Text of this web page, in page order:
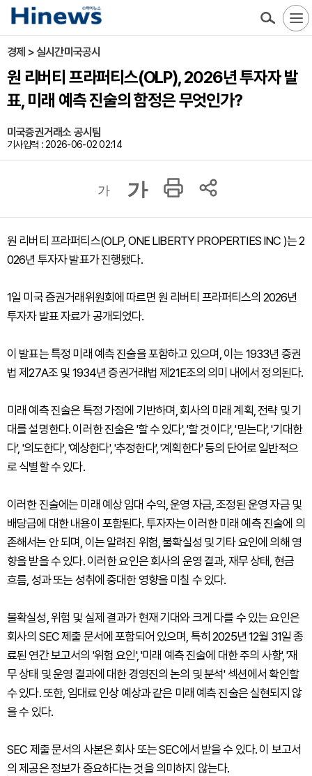
경제 > 실시간미국공시
원 리버티 프라퍼티스(OLP), 2026년 투자자 발
표, 미래 예측 진술의 함정은 무엇인가?
미국증권거래소 공시팀
기사입력 : 2026-06-02 02:14
가 가
원 리버티 프라퍼티스(OLP, ONE LIBERTY PROPERTIES INC )는 2
026년 투자자 발표가 진행됐다.
1일 미국 증권거래위원회에 따르면 원 리버티 프라퍼티스의 2026년
투자자 발표 자료가 공개되었다.
이 발표는 특정 미래 예측 진술을 포함하고 있으며, 이는 1933년 증권
법 제27A조 및 1934년 증권거래법 제21E조의 의미 내에서 정의된다.
미래 예측 진술은 특정 가정에 기반하며, 회사의 미래 계획, 전략 및 기
대를 설명한다. 이러한 진술은 '할 수 있다', '할 것이다', '믿는다', '기대한
다', '의도한다', '예상한다', '추정한다', '계획한다' 등의 단어로 일반적으
로 식별할 수 있다.
이러한 진술에는 미래 예상 임대 수익, 운영 자금, 조정된 운영 자금 및
배당금에 대한 내용이 포함된다. 투자자는 이러한 미래 예측 진술에 의
존해서는 안 되며, 이는 알려진 위험, 불확실성 및 기타 요인에 의해 영
향을 받을 수 있다. 이러한 요인은 회사의 운영 결과, 재무 상태, 현금
흐름, 성과 또는 성취에 중대한 영향을 미칠 수 있다.
불확실성, 위험 및 실제 결과가 현재 기대와 크게 다를 수 있는 요인은
회사의 SEC 제출 문서에 포함되어 있으며, 특히 2025년 12월 31일 종
료된 연간 보고서의 '위험 요인', '미래 예측 진술에 대한 주의 사항', '재
무 상태 및 운영 결과에 대한 경영진의 논의 및 분석' 섹션에서 확인할
수 있다. 또한, 임대료 인상 예상과 같은 미래 예측 진술은 실현되지 않
을 수 있다.
SEC 제출 문서의 사본은 회사 또는 SEC에서 받을 수 있다. 이 보고서
의 제공은 정보가 중요하다는 것을 의미하지 않는다.